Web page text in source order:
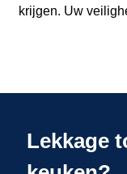
krijgen. Uw
Lekkage